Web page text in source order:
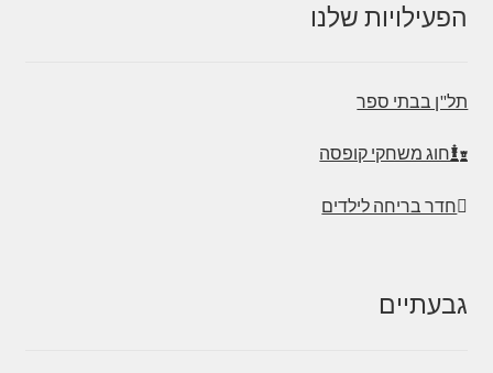
הפעילויות שלנו
תל"ן בבתי ספר
חוג משחקי קופסה
חדר בריחה לילדים
גבעתיים